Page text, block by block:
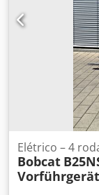
Elétrico – 4
Bobcat
Vorführgerät